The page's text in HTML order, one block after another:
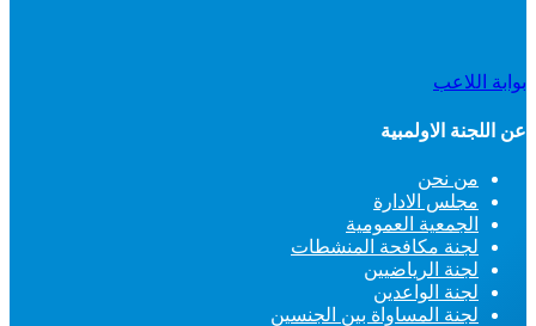
بوابة اللاعب
عن اللجنة الاولمبية
من نحن
مجلس الادارة
الجمعية العمومية
لجنة مكافحة المنشطات
لجنة الرياضيين
لجنة الواعدين
لجنة المساواة بين الجنسين